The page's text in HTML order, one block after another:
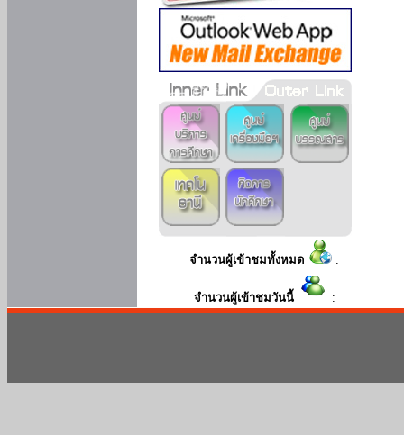
จำนวนผู้เข้าชมทั้งหมด :
จำนวนผู้เข้าชมวันนี้ :